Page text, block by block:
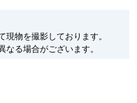
한국어
物を撮影しております。
る場合がございます。
すのでご了承下さいませ。
る場合がございますが、在庫品
承の程お願いいたします。
品を撮影しております。